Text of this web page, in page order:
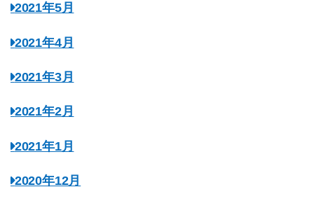
2021年5月
2021年4月
2021年3月
2021年2月
2021年1月
2020年12月